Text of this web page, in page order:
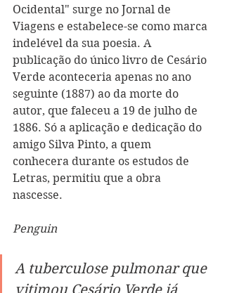
Ocidental" surge no Jornal de
Viagens e estabelece-se como marca
indelével da sua poesia. A
publicação do único livro de Cesário
Verde aconteceria apenas no ano
seguinte (1887) ao da morte do
autor, que faleceu a 19 de julho de
1886. Só a aplicação e dedicação do
amigo Silva Pinto, a quem
conhecera durante os estudos de
Letras, permitiu que a obra
nascesse.
Penguin
A tuberculose pulmonar que
vitimou Cesário Verde já